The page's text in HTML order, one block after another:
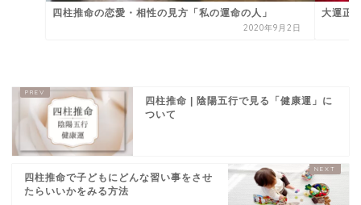
四柱推命の恋愛・相性の見方「私の運命の人」
2020年9月2日
大運正
四柱推命 | 陰陽五行で見る「健康運」に
ついて
四柱推命で子どもにどんな習い事をさせ
たらいいかをみる方法